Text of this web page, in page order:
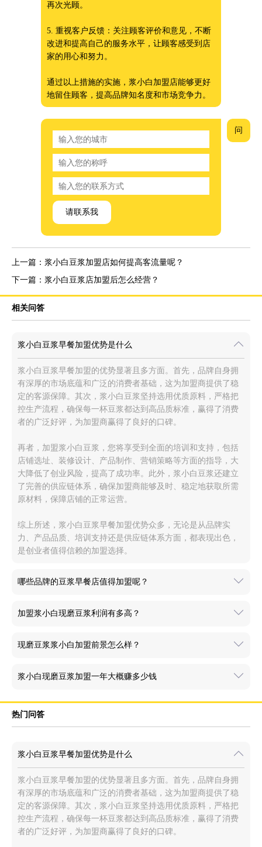
再次光顾。
5. 重视客户反馈：关注顾客评价和意见，不断
改进和提高自己的服务水平，让顾客感受到店
家的用心和努力。
通过以上措施的实施，浆小白加盟店能够更好
地留住顾客，提高品牌知名度和市场竞争力。
问
请联系我
上一篇：浆小白豆浆加盟店如何提高客流量呢？
下一篇：浆小白豆浆店加盟后怎么经营？
相关问答
浆小白豆浆早餐加盟优势是什么
浆小白豆浆早餐加盟的优势显著且多方面。首先，品牌自身拥
有深厚的市场底蕴和广泛的消费者基础，这为加盟商提供了稳
定的客源保障。其次，浆小白豆浆坚持选用优质原料，严格把
控生产流程，确保每一杯豆浆都达到高品质标准，赢得了消费
者的广泛好评，为加盟商赢得了良好的口碑。
再者，加盟浆小白豆浆，您将享受到全面的培训和支持，包括
店铺选址、装修设计、产品制作、营销策略等方面的指导，大
大降低了创业风险，提高了成功率。此外，浆小白豆浆还建立
了完善的供应链体系，确保加盟商能够及时、稳定地获取所需
原材料，保障店铺的正常运营。
综上所述，浆小白豆浆早餐加盟优势众多，无论是从品牌实
力、产品品质、培训支持还是供应链体系方面，都表现出色，
是创业者值得信赖的加盟选择。
哪些品牌的豆浆早餐店值得加盟呢？
加盟浆小白现磨豆浆利润有多高？
现磨豆浆浆小白加盟前景怎么样？
浆小白现磨豆浆加盟一年大概赚多少钱
热门问答
浆小白豆浆早餐加盟优势是什么
浆小白豆浆早餐加盟的优势显著且多方面。首先，品牌自身拥
有深厚的市场底蕴和广泛的消费者基础，这为加盟商提供了稳
定的客源保障。其次，浆小白豆浆坚持选用优质原料，严格把
控生产流程，确保每一杯豆浆都达到高品质标准，赢得了消费
者的广泛好评，为加盟商赢得了良好的口碑。